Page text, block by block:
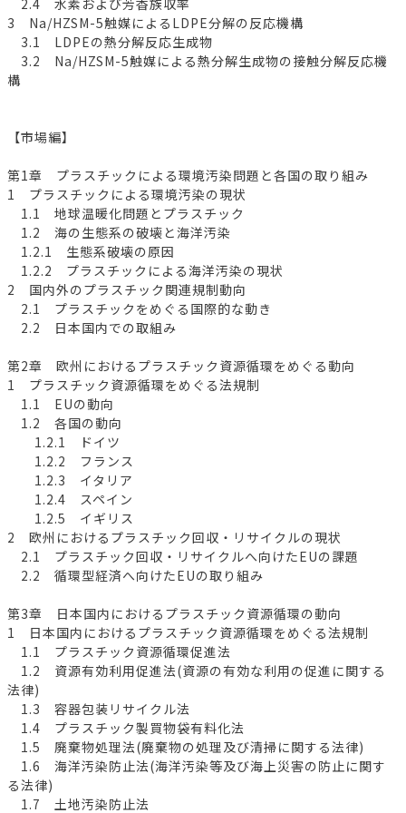
2.4 水素および芳香族収率
3 Na/HZSM-5触媒によるLDPE分解の反応機構
3.1 LDPEの熱分解反応生成物
3.2 Na/HZSM-5触媒による熱分解生成物の接触分解反応機
構
【市場編】
第1章 プラスチックによる環境汚染問題と各国の取り組み
1 プラスチックによる環境汚染の現状
1.1 地球温暖化問題とプラスチック
1.2 海の生態系の破壊と海洋汚染
1.2.1 生態系破壊の原因
1.2.2 プラスチックによる海洋汚染の現状
2 国内外のプラスチック関連規制動向
2.1 プラスチックをめぐる国際的な動き
2.2 日本国内での取組み
第2章 欧州におけるプラスチック資源循環をめぐる動向
1 プラスチック資源循環をめぐる法規制
1.1 EUの動向
1.2 各国の動向
1.2.1 ドイツ
1.2.2 フランス
1.2.3 イタリア
1.2.4 スペイン
1.2.5 イギリス
2 欧州におけるプラスチック回収・リサイクルの現状
2.1 プラスチック回収・リサイクルへ向けたEUの課題
2.2 循環型経済へ向けたEUの取り組み
第3章 日本国内におけるプラスチック資源循環の動向
1 日本国内におけるプラスチック資源循環をめぐる法規制
1.1 プラスチック資源循環促進法
1.2 資源有効利用促進法(資源の有効な利用の促進に関する
法律)
1.3 容器包装リサイクル法
1.4 プラスチック製買物袋有料化法
1.5 廃棄物処理法(廃棄物の処理及び清掃に関する法律)
1.6 海洋汚染防止法(海洋汚染等及び海上災害の防止に関す
る法律)
1.7 土地汚染防止法